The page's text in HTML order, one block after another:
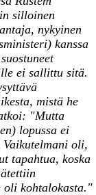
silloinen
nykyinen
kanssa
ei sallittu sitä.
mistä he
"Mutta
lopussa ei
oli,
tapahtua, koska
oli kohtalokasta."